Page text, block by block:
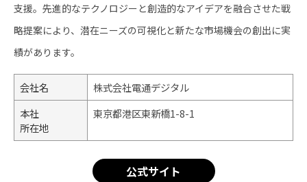
支援。先進的なテクノロジーと創造的なアイデアを融合させた戦
略提案により、潜在ニーズの可視化と新たな市場機会の創出に実
績があります。
会社名
株式会社電通デジタル
本社
所在地
東京都港区東新橋1-8-1
公式サイト